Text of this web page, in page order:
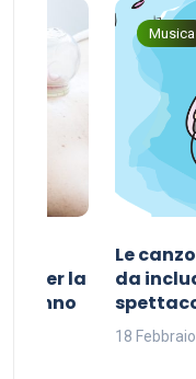
per la
sonno
Musica
Le
da
18